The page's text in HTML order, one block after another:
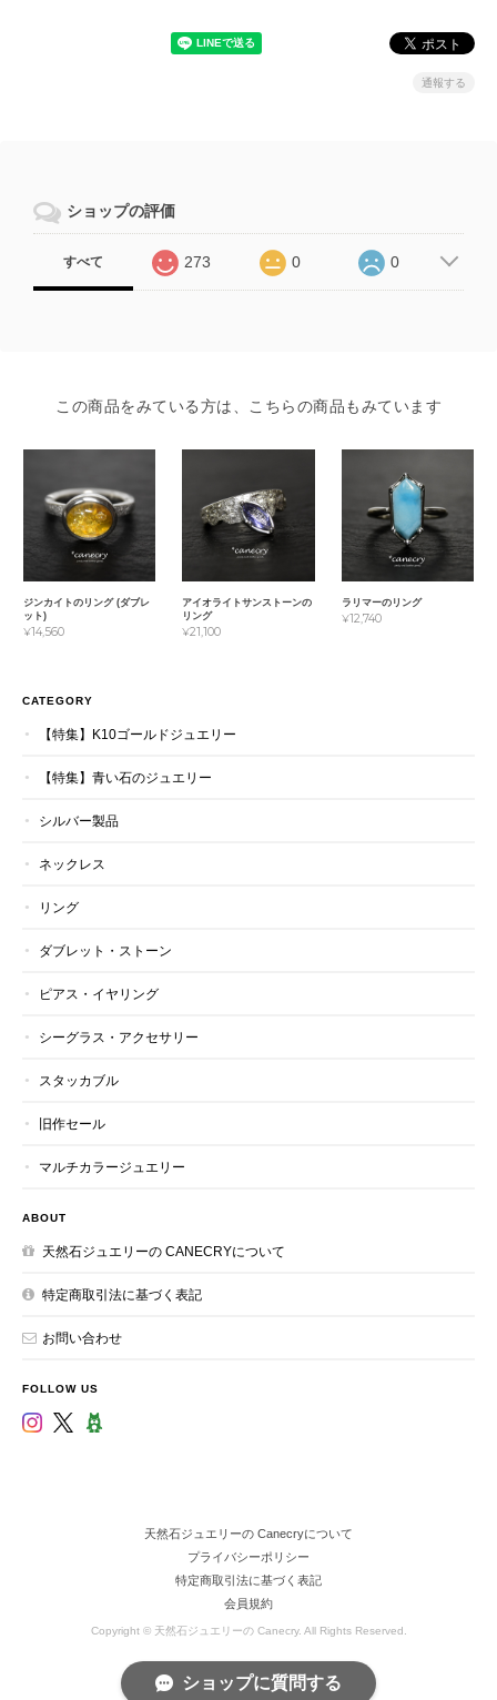
通報する
ショップの評価
すべて 273 0 0
この商品をみている方は、こちらの商品もみています
ジンカイトのリング (ダブレ
ット)
¥14,560
アイオライトサンストーンの
リング
¥21,100
ラリマーのリング
¥12,740
CATEGORY
【特集】K10ゴールドジュエリー
【特集】青い石のジュエリー
シルバー製品
ネックレス
リング
ダブレット・ストーン
ピアス・イヤリング
シーグラス・アクセサリー
スタッカブル
旧作セール
マルチカラージュエリー
ABOUT
天然石ジュエリーの CANECRYについて
特定商取引法に基づく表記
お問い合わせ
FOLLOW US
天然石ジュエリーの Canecryについて
プライバシーポリシー
特定商取引法に基づく表記
会員規約
Copyright © 天然石ジュエリーの Canecry. All Rights Reserved.
ショップに質問する